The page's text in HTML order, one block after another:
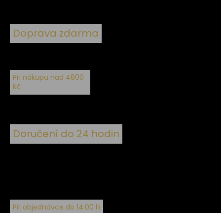
Doprava zdarma
Při nákupu nad 4800
Kč
Doručení do 24 hodin
Při objednávce do 14:00 h